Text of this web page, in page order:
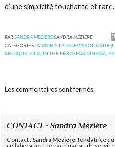
d’une simplicité touchante et rare.
PARSANDRA MÉZIÈRESANDRA MÉZIÈRE
CATÉGORIES :A VOIR A LA TELEVISION :
CRITIQUE FILM IN THE MOOD FOR CINEMA
Les commentaires sont fermés.
CONTACT - Sandra Mézière
Contact : Sandra Mézière , fondatrice
collaboration, de partenariat, de